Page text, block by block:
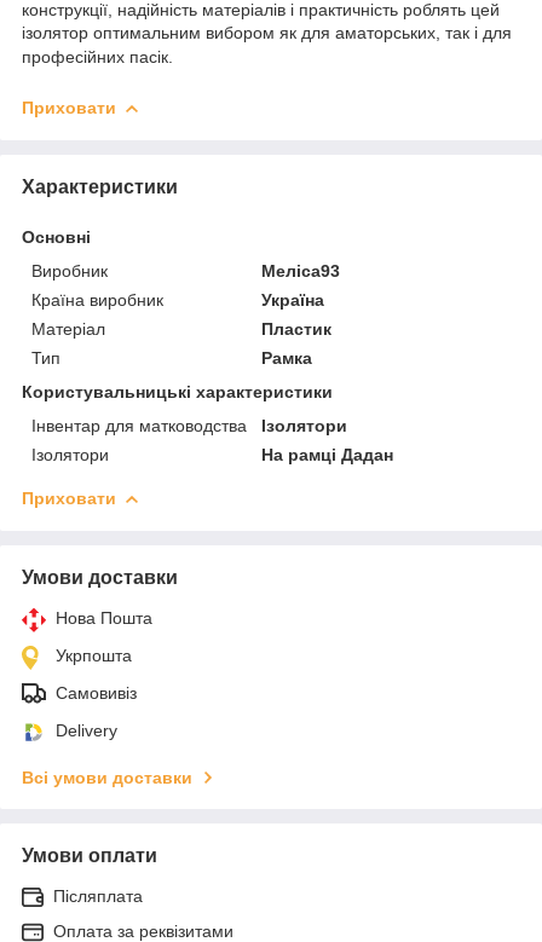
конструкції, надійність матеріалів і практичність роблять цей
ізолятор оптимальним вибором як для аматорських, так і для
професійних пасік.
Приховати
Характеристики
Основні
Виробник
Меліса93
Країна виробник
Україна
Матеріал
Пластик
Тип
Рамка
Користувальницькі характеристики
Інвентар для матководства
Ізолятори
Ізолятори
На рамці Дадан
Приховати
Умови доставки
Нова Пошта
Укрпошта
Самовивіз
Delivery
Всі умови доставки
Умови оплати
Післяплата
Оплата за реквізитами